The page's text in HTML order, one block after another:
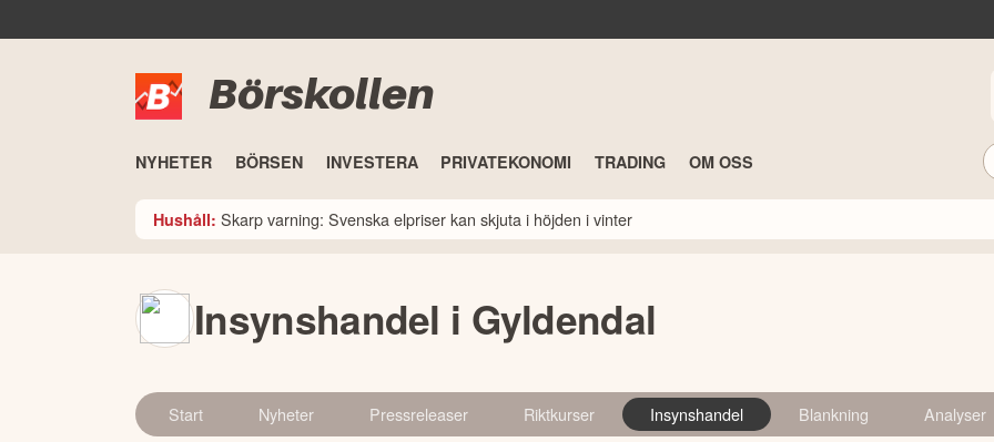
Börskollen
NYHETER BÖRSEN INVESTERA PRIVATEKONOMI TRADING OM OSS
Hushåll: Skarp varning: Svenska elpriser kan skjuta i höjden i vinter
Insynshandel i Gyldendal
Start Nyheter Pressreleaser Riktkurser Insynshandel Blankning Analyser